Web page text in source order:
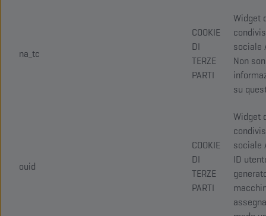
na_tc
COOKIE
DI
TERZE
PARTI
Widget
sociale
Non
su
ouid
COOKIE
DI
TERZE
PARTI
Widget
sociale
ID